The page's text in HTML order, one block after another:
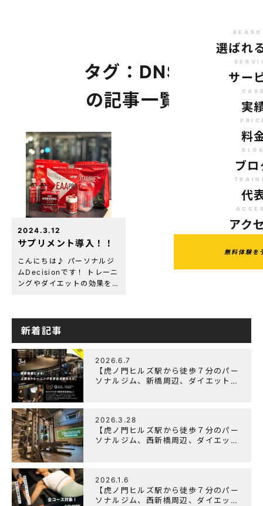
選ばれ
サー
実
料
ブロ
代
アク
無料体験を
タグ：DNS
の記事一覧
2024.3.12
サプリメント導入！！
こんにちは♪ パーソナルジ
ムDecisionです！ トレーニ
ングやダイエットの効果を
を導入しました(*^_^*) 同じ
みのハイスペックプロテイ
に […]
新着記事
2026.6.7
【虎ノ門ヒルズ駅から徒歩７分のパー
ソナルジム、新橋周辺、ダイエットに
2026.3.28
【虎ノ門ヒルズ駅から徒歩７分のパー
ソナルジム、西新橋周辺、ダイエット
2026.1.6
【虎ノ門ヒルズ駅から徒歩７分のパー
ソナルジム、西新橋周辺、ダイエット